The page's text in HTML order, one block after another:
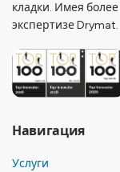
кладки. Имея
экспертизе Drymat.
Навигация
Услуги